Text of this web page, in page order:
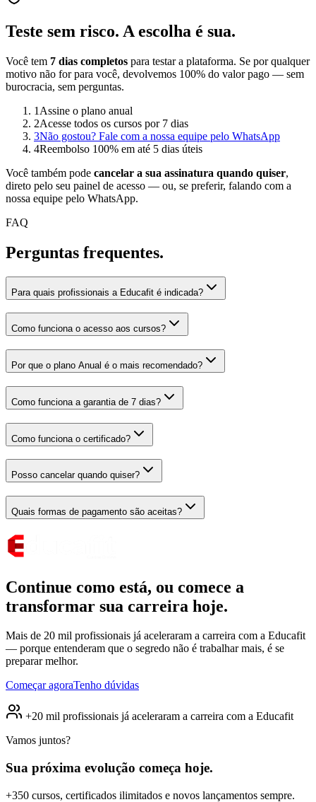
Teste sem risco. A escolha é sua.
Você tem 7 dias completos para testar a plataforma. Se por qualquer
motivo não for para você, devolvemos 100% do valor pago — sem
burocracia, sem perguntas.
1 Assine o plano anual
2Acesse todos os cursos por 7 dias
3Não gostou? Fale com a nossa equipe pelo WhatsApp
4Reembolso 100% em até 5 dias úteis
Você também pode cancelar a sua assinatura quando quiser,
direto pelo seu painel de acesso — ou, se preferir, falando com a
nossa equipe pelo WhatsApp.
FAQ
Perguntas frequentes.
Para quais profissionais a Educafit é indicada?
Como funciona o acesso aos cursos?
Por que o plano Anual é o mais recomendado?
Como funciona a garantia de 7 dias?
Como funciona o certificado?
Posso cancelar quando quiser?
Quais formas de pagamento são aceitas?
Continue como está, ou comece a
transformar sua carreira hoje.
Mais de 20 mil profissionais já aceleraram a carreira com a Educafit
— porque entenderam que o segredo não é trabalhar mais, é se
preparar melhor.
Começar agoraTenho dúvidas
+20 mil profissionais já aceleraram a carreira com a Educafit
Vamos juntos?
Sua próxima evolução começa hoje.
+350 cursos, certificados ilimitados e novos lançamentos sempre.